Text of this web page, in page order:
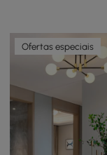
Ofertas especiais